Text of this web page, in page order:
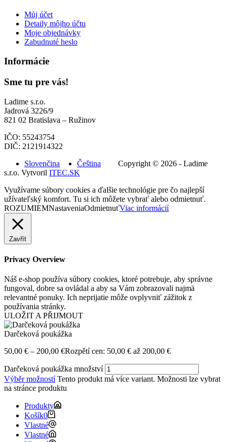
Můj účet
Detaily môjho účtu
Moje objednávky
Zabudnuté heslo
Informácie
Sme tu pre vás!
Ladime s.r.o.
Jadrová 3226/9
821 02 Bratislava – Ružinov
IČO: 55243754
DIČ: 2121914322
Slovenčina
Čeština
Copyright © 2026 - Ladime
s.r.o. Vytvoril ITEC.SK
Využívame súbory cookies a ďalšie technológie pre čo najlepší
užívateľský komfort. Tu si ich môžete vybrať alebo odmietnuť.
ROZUMIEMNastaveniaOdmietnuťViac informácií
Zavřít
Privacy Overview
Náš e-shop používa súbory cookies, ktoré potrebuje, aby správne
fungoval, dobre sa ovládal a aby sa Vám zobrazovali najmä
relevantné ponuky. Ich neprijatie môže ovplyvniť zážitok z
používania stránky.
ULOŽIT A PŘIJMOUT
Darčeková poukážka
50,00 € – 200,00 €Rozpětí cen: 50,00 € až 200,00 €
Darčeková poukážka množství
Výběr možností Tento produkt má více variant. Možnosti lze vybrat
na stránce produktu
Produkty
Košík0
Vlastné
Vlastné